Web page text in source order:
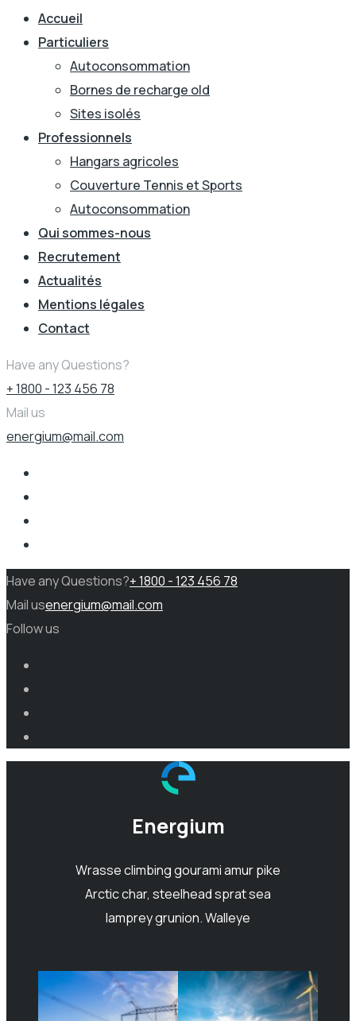
Accueil
Particuliers
Autoconsommation
Bornes de recharge old
Sites isolés
Professionnels
Hangars agricoles
Couverture Tennis et Sports
Autoconsommation
Qui sommes-nous
Recrutement
Actualités
Mentions légales
Contact
Have any Questions?
+ 1800 - 123 456 78
Mail us
energium@mail.com
Have any Questions?+ 1800 - 123 456 78
Mail usenergium@mail.com
Follow us
Energium
Wrasse climbing gourami amur pike
Arctic char, steelhead sprat sea
lamprey grunion. Walleye